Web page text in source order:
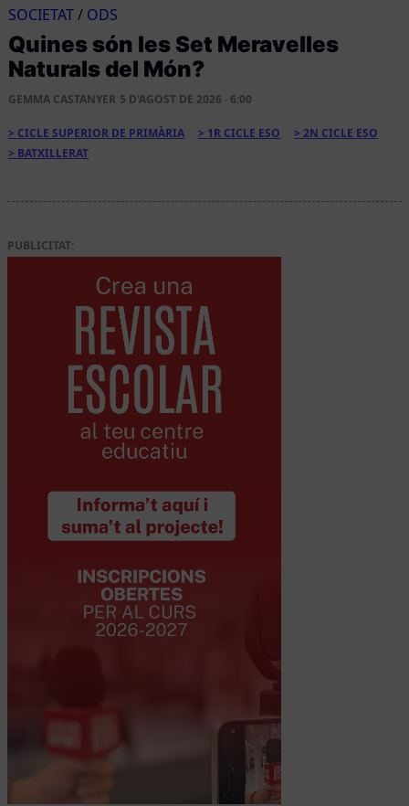
SOCIETAT/ ODS
Quines són les Set Meravelles
Naturals del Món?
GEMMA CASTANYER 5 D'AGOST DE 2026 · 6:00
CICLE SUPERIOR DE PRIMÀRIA 1R CICLE ESO
2N CICLE ESO
BATXILLERAT
PUBLICITAT: